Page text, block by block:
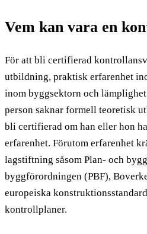
Vem kan vara en
För att bli certifierad
utbildning, praktisk erfarenhet
inom byggsektorn och
person saknar formell teoretisk
bli certifierad om han eller hon
erfarenhet. Förutom erfarenhet
lagstiftning såsom Plan- och
byggförordningen (PBF),
europeiska
kontrollplaner.